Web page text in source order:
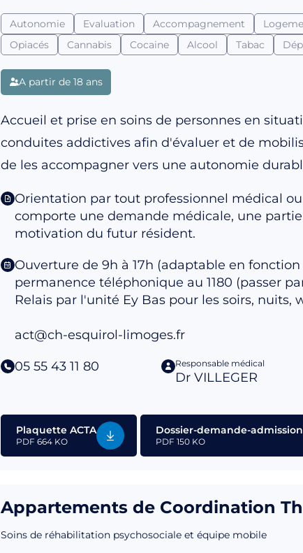
Autonomie Evaluation Accompagnement
Opiacés
Cannabis Cocaine Alcool Tabac
A partir de 18 ans
Accueil et prise en soins de personnes en
conduites addictives afin d'évaluer et de
de les accompagner vers une autonomie
Orientation par tout professionnel médical
comporte une demande médicale, une
motivation du futur résident.
Ouverture de 9h à 17h (adaptable en
permanence téléphonique au 1180 (passer
Relais par l'unité Ey Bas pour les soirs, nuits,
act@ch-esquirol-limoges.fr
05 55 43 11 80 Responsable médical
Dr VILLEGER
Plaquette ACTA
PDF 664 KO
Dossier-demande-
PDF 150 KO
Appartements de Coordination
Soins de réhabilitation psychosociale et équipe mobile